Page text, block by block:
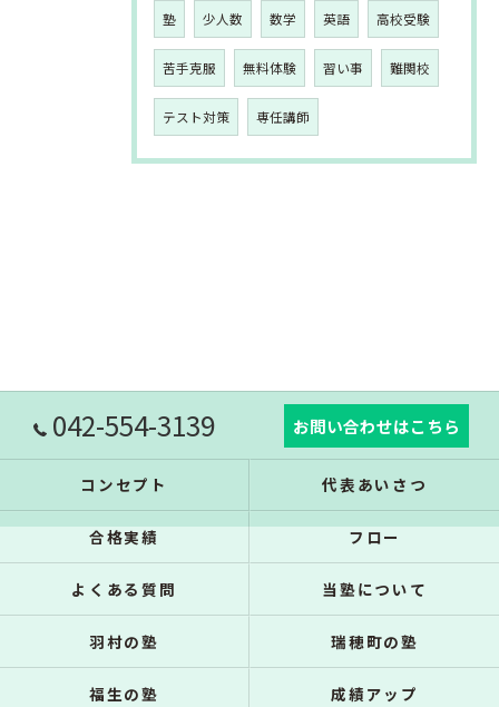
塾 少人数 数学 英語 高校受験
苦手克服 無料体験 習い事 難関校
テスト対策 専任講師
042-554-3139 お問い合わせはこちら
コンセプト 代表あいさつ
合格実績 フロー
よくある質問 当塾について
羽村の塾 瑞穂町の塾
福生の塾 成績アップ